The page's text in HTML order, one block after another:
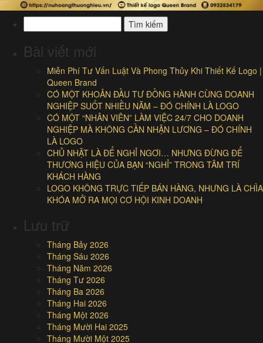
kiếm
cho:
Bài viết mới
Miễn Phí Tư Vấn Luật Và Phong Thủy Khi Thiết Kế Logo |
Queen Brand
CÓ MỘT KHOẢN ĐẦU TƯ ĐỒNG HÀNH CÙNG DOANH
NGHIỆP SUỐT NHIỀU NĂM – ĐÓ CHÍNH LÀ LOGO
CÓ MỘT “NHÂN VIÊN” LÀM VIỆC 24/7 CHO DOANH
NGHIỆP MÀ KHÔNG CẦN NHẬN LƯƠNG – ĐÓ CHÍNH
LÀ LOGO
CHỦ NHẬT LÀ ĐỂ NGHỈ NGƠI… NHƯNG ĐỪNG ĐỂ
THƯƠNG HIỆU CỦA BẠN “NGHỈ” TRONG TÂM TRÍ
KHÁCH HÀNG
LOGO KHÔNG TRỰC TIẾP BÁN HÀNG, NHƯNG LÀ CHÌA
KHÓA MỞ RA MỌI CƠ HỘI KINH DOANH
Lưu trữ
Tháng Bảy 2026
Tháng Sáu 2026
Tháng Năm 2026
Tháng Tư 2026
Tháng Ba 2026
Tháng Hai 2026
Tháng Một 2026
Tháng Mười Hai 2025
Tháng Mười Một 2025